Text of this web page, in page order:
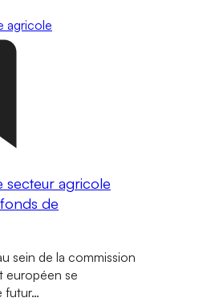
agricole
agricole
de
sein de la commission
européen se
futur…